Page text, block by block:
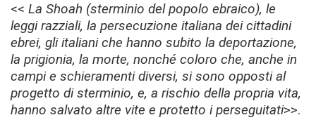
<< La Shoah (sterminio del popolo ebraico), le
leggi razziali, la persecuzione italiana dei cittadini
ebrei, gli italiani che hanno subito la deportazione,
la prigionia, la morte, nonché coloro che, anche in
campi e schieramenti diversi, si sono opposti al
progetto di sterminio, e, a rischio della propria vita,
hanno salvato altre vite e protetto i perseguitati>>.